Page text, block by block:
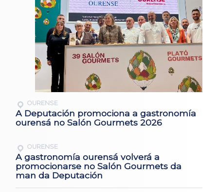
OURENSE
A Deputación promociona a gastronomía
ourensá no Salón Gourmets 2026
OURENSE
A gastronomía ourensá volverá a
promocionarse no Salón Gourmets da
man da Deputación